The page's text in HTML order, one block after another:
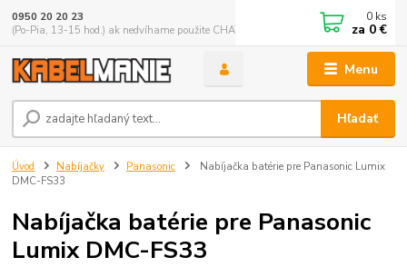
Menu
Hľadať
0950 20 20 23
(Po-Pia, 13-15 hod.) ak nedvíhame použite CHATBOX
0 ks
za 0 €
Úvod Nabíjačky Panasonic
Nabíjačka batérie pre Panasonic Lumix
DMC-FS33
Nabíjačka batérie pre Panasonic
Lumix DMC-FS33